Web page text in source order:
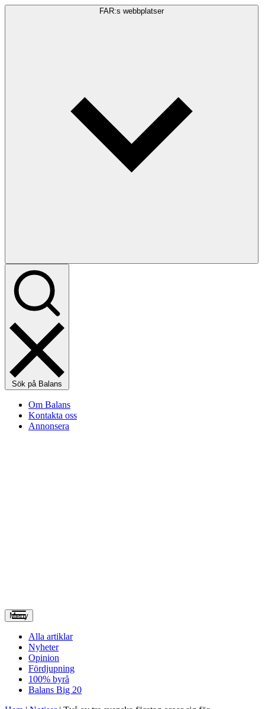
FAR:s webbplatser
Sök på Balans
Om Balans
Kontakta oss
Annonsera
Meny
Alla artiklar
Nyheter
Opinion
Fördjupning
100% byrå
Balans Big 20